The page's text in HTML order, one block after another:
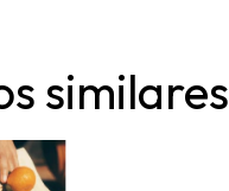
similares